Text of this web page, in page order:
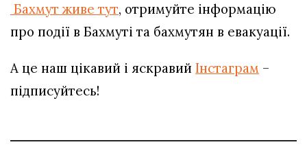
Бахмут живе тут, отримуйте інформацію
про події в Бахмуті та бахмутян в евакуації.
А це наш цікавий і яскравий Інстаграм –
підписуйтесь!